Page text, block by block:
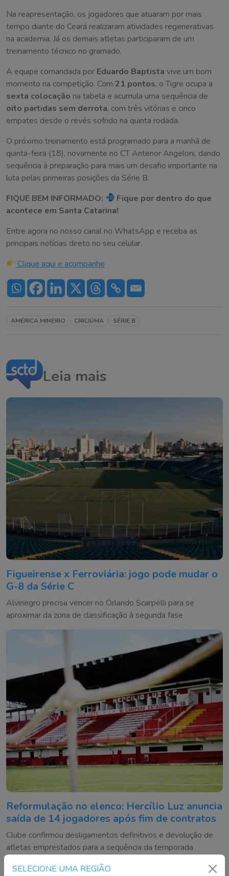
SELECIONE UMA REGIÃO
Na reapresentação, os jogadores que atuaram por mais
tempo diante do Ceará realizaram atividades regenerativas
na academia. Já os demais atletas participaram de um
treinamento técnico no gramado.
A equipe comandada por Eduardo Baptista vive um bom
momento na competição. Com 21 pontos, o Tigre ocupa a
sexta colocação na tabela e acumula uma sequência de
oito partidas sem derrota, com três vitórias e cinco
empates desde o revés sofrido na quinta rodada.
O próximo treinamento está programado para a manhã de
quinta-feira (18), novamente no CT Antenor Angeloni, dando
sequência à preparação para mais um desafio importante na
luta pelas primeiras posições da Série B.
FIQUE BEM INFORMADO:
Fique por dentro do que
acontece em Santa Catarina!
Entre agora no nosso canal no WhatsApp e receba as
principais notícias direto no seu celular.
Clique aqui e acompanhe
AMÉRICA MINEIRO CRICIÚMA SÉRIE B
Leia mais
Figueirense x Ferroviária: jogo pode mudar o
G-8 da Série C
Alvinegro precisa vencer no Orlando Scarpelli para se
aproximar da zona de classificação à segunda fase
Reformulação no elenco: Hercílio Luz anuncia
saída de 14 jogadores após fim de contratos
Clube confirmou desligamentos definitivos e devolução de
atletas emprestados para a sequência da temporada